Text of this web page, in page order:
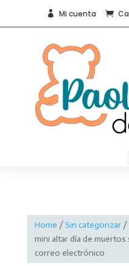
 Mi cuenta 
Home /Sin categorizar/
mini altar día de
correo electrónico